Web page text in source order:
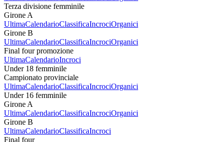
Terza divisione femminile
Girone A
UltimaCalendarioClassificaIncrociOrganici
Girone B
UltimaCalendarioClassificaIncrociOrganici
Final four promozione
UltimaCalendarioIncroci
Under 18 femminile
Campionato provinciale
UltimaCalendarioClassificaIncrociOrganici
Under 16 femminile
Girone A
UltimaCalendarioClassificaIncrociOrganici
Girone B
UltimaCalendarioClassificaIncroci
Final four